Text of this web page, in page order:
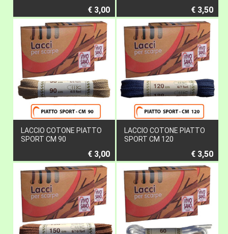
€ 3,00 € 3,50
LACCIO COTONE PIATTO
SPORT CM 90
€ 3,00
LACCIO COTONE PIATTO
SPORT CM 120
€ 3,50